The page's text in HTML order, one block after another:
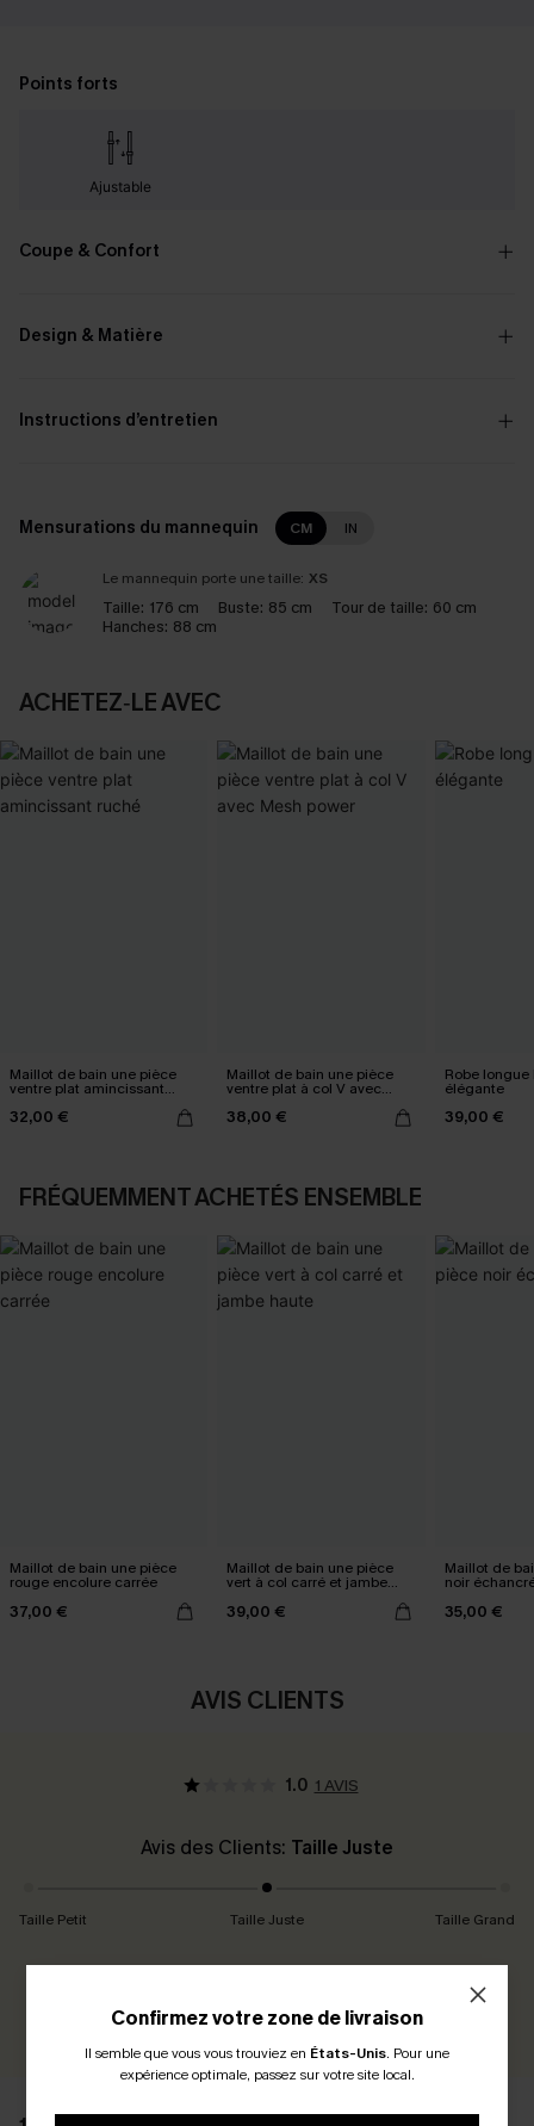
Points forts
Ajustable
Coupe & Confort
Design & Matière
Instructions d’entretien
Mensurations du mannequin CM IN
Le mannequin porte une taille: XS
Taille: 176 cm Buste: 85 cm Tour de taille: 60 cm
Hanches: 88 cm
ACHETEZ‑LE AVEC
Maillot de bain une pièce
ventre plat amincissant
32,00 €
Maillot de bain une pièce
ventre plat à col V avec
Mesh power
38,00 €
Robe
élégante
39,00 €
FRÉQUEMMENT ACHETÉS ENSEMBLE
Maillot de bain une pièce
rouge encolure carrée
37,00 €
Maillot de bain une pièce
vert à col carré et jambe
39,00 €
Maillot de
noir
35,00 €
AVIS CLIENTS
1.0 1 AVIS
Avis des Clients: Taille Juste
Taille Petit Taille Juste Taille Grand
ÉCRIRE UN AVIS
Confirmez votre zone de livraison
Il semble que vous vous trouviez en États-Unis. Pour une
expérience optimale, passez sur votre site local.